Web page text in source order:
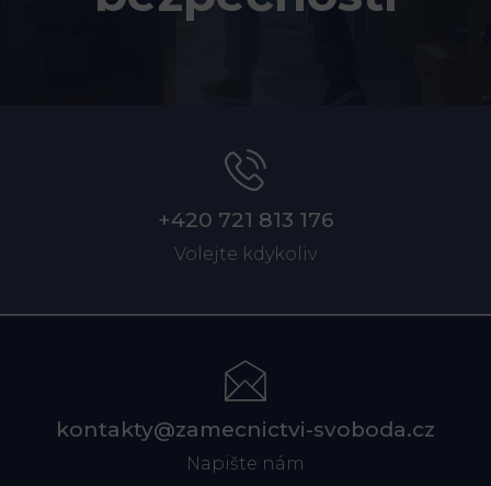
+420 721 813 176
Volejte kdykoliv
kontakty@zamecnictvi-svoboda.cz
Napište nám